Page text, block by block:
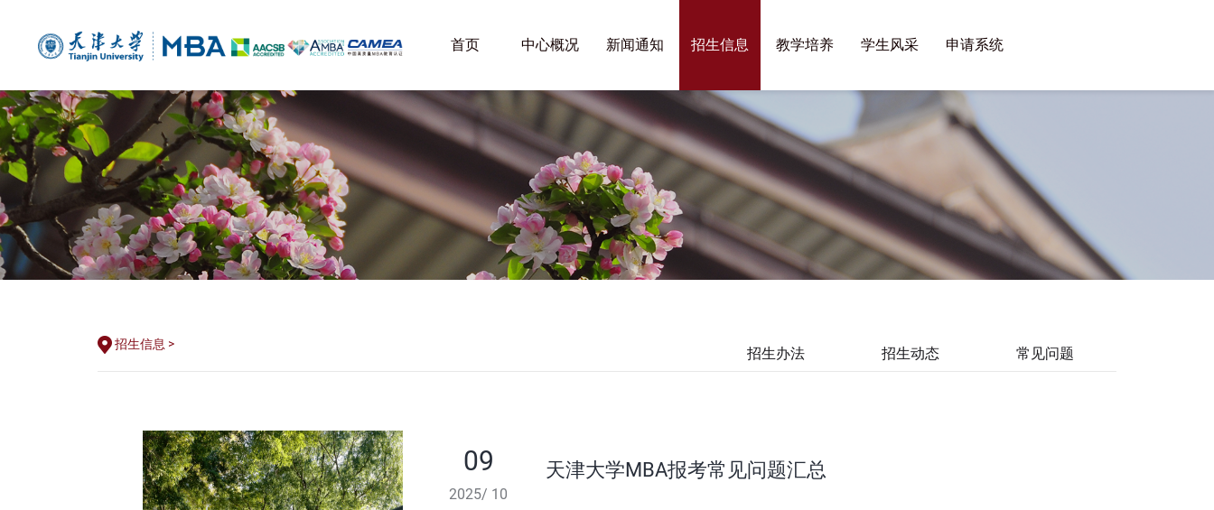
首页 中心概况 新闻通知 招生信息 教学培养 学生风采 申请系统
招生信息 >
招生办法 招生动态 常见问题
09
2025/ 10
天津大学MBA报考常见问题汇总